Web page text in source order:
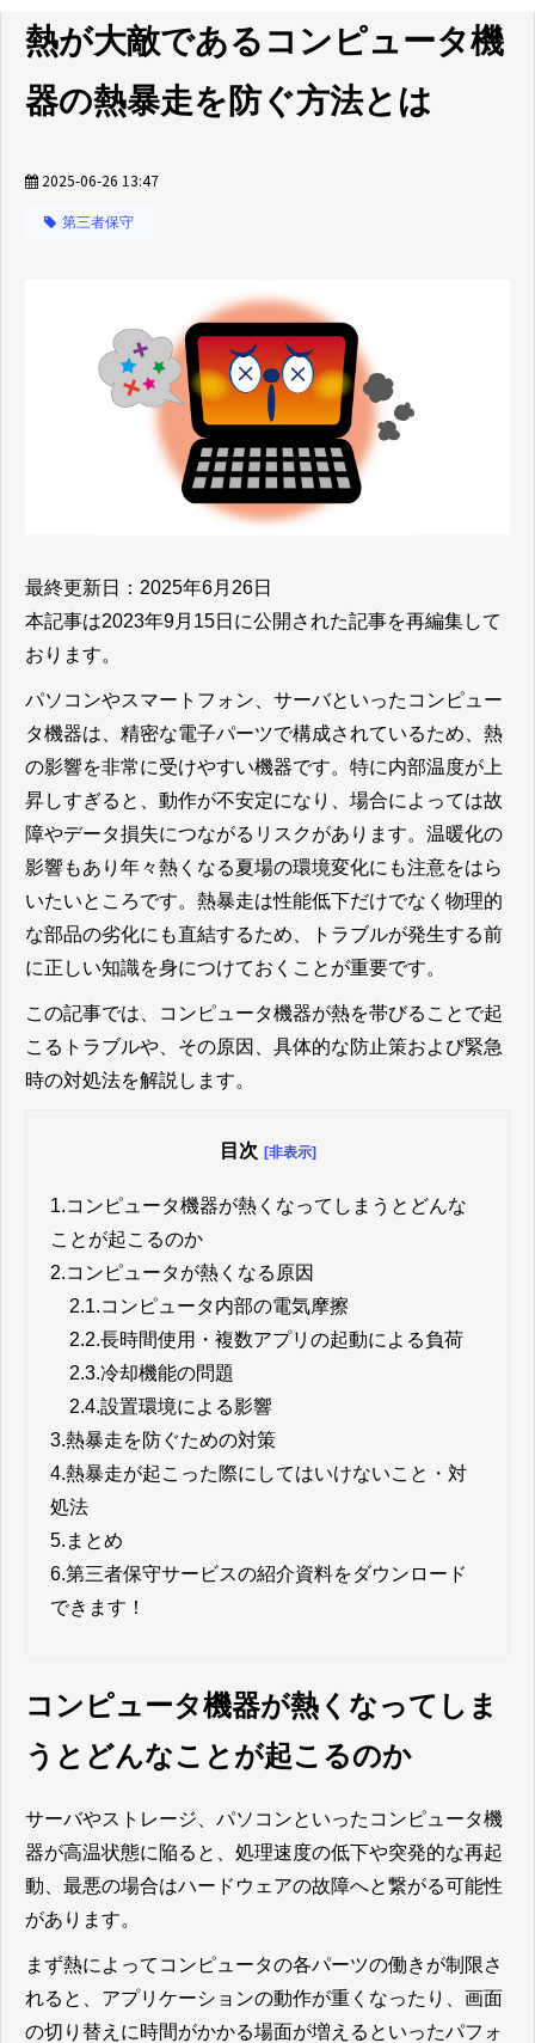
熱が大敵であるコンピュータ機
器の熱暴走を防ぐ方法とは
2025-06-26 13:47
第三者保守
最終更新日：2025年6月26日
本記事は2023年9月15日に公開された記事を再編集して
おります。
パソコンやスマートフォン、サーバといったコンピュー
タ機器は、精密な電子パーツで構成されているため、熱
の影響を非常に受けやすい機器です。特に内部温度が上
昇しすぎると、動作が不安定になり、場合によっては故
障やデータ損失につながるリスクがあります。温暖化の
影響もあり年々熱くなる夏場の環境変化にも注意をはら
いたいところです。熱暴走は性能低下だけでなく物理的
な部品の劣化にも直結するため、トラブルが発生する前
に正しい知識を身につけておくことが重要です。
この記事では、コンピュータ機器が熱を帯びることで起
こるトラブルや、その原因、具体的な防止策および緊急
時の対処法を解説します。
目次 [非表示]
1.コンピュータ機器が熱くなってしまうとどんな
ことが起こるのか
2.コンピュータが熱くなる原因
2.1.コンピュータ内部の電気摩擦
2.2.長時間使用・複数アプリの起動による負荷
2.3.冷却機能の問題
2.4.設置環境による影響
3.熱暴走を防ぐための対策
4.熱暴走が起こった際にしてはいけないこと・対
処法
5. まとめ
6.第三者保守サービスの紹介資料をダウンロード
できます！
コンピュータ機器が熱くなってしま
うとどんなことが起こるのか
サーバやストレージ、パソコンといったコンピュータ機
器が高温状態に陥ると、処理速度の低下や突発的な再起
動、最悪の場合はハードウェアの故障へと繋がる可能性
があります。
まず熱によってコンピュータの各パーツの働きが制限さ
れると、アプリケーションの動作が重くなったり、画面
の切り替えに時間がかかる場面が増えるといったパフォ